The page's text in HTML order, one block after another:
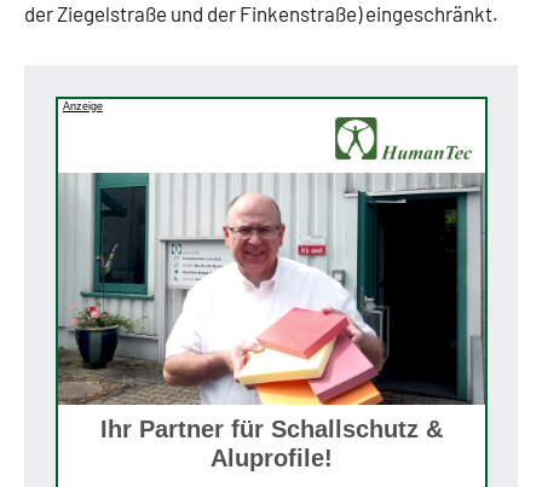
der Ziegelstraße und der Finkenstraße) eingeschränkt.
Anzeige
Ihr Partner für Schallschutz &
Aluprofile!